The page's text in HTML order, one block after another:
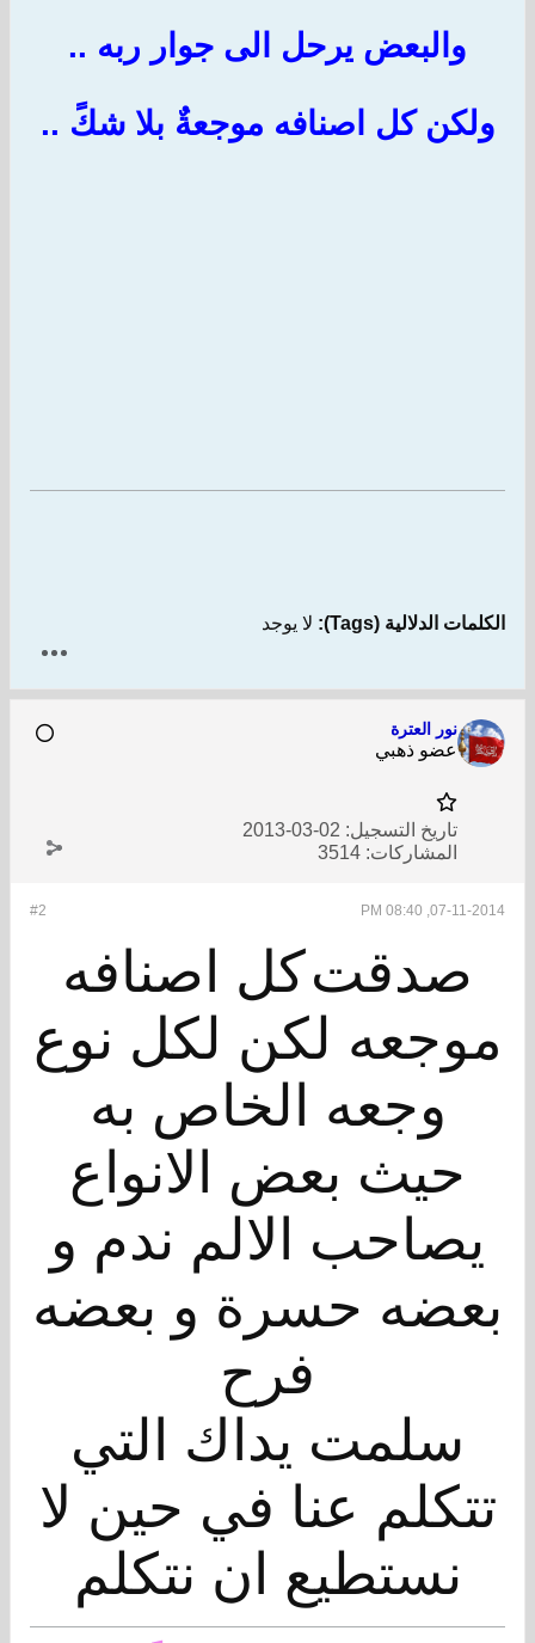
والبعض يرحل الى جوار ربه ..
ولكن كل اصنافه موجعةٌ بلا شكً ..
الكلمات الدلالية (Tags): لا يوجد
نور العترة
عضو ذهبي
تاريخ التسجيل: 02-03-2013
المشاركات: 3514
#2 07-11-2014, 08:40 PM
صدقتكل اصنافه
موجعه لكن لكل نوع
وجعه الخاص به
حيث بعض الانواع
يصاحب الالم ندم و
بعضه حسرة و بعضه
فرح
سلمت يداك التي
تتكلم عنا في حين لا
نستطيع ان نتكلم